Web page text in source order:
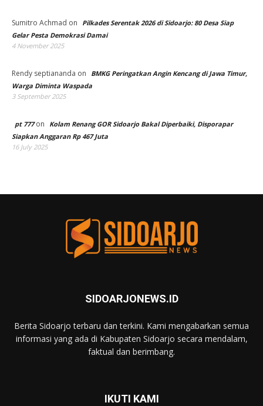
Sumitro Achmad on
Pilkades Serentak 2026 di Sidoarjo: 80 Desa Siap
Gelar Pesta Demokrasi Damai
4 November 2025
Rendy septiananda on
BMKG Peringatkan Angin Kencang di Jawa Timur,
Warga Diminta Waspada
3 September 2025
pt 777on
Kolam Renang GOR Sidoarjo Bakal Diperbaiki, Disporapar
Siapkan Anggaran Rp 467 Juta
16 July 2025
SIDOARJONEWS.ID
Berita Sidoarjo terbaru dan terkini. Kami mengabarkan semua
informasi yang ada di Kabupaten Sidoarjo secara mendalam,
faktual dan berimbang.
IKUTI KAMI